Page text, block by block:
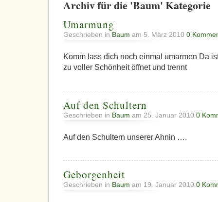
Archiv für die 'Baum' Kategorie
Umarmung
Geschrieben in Baum am 5. März 2010 0
Komm lass dich noch einmal umarmen Da
zu voller Schönheit öffnet und trennt
Auf den Schultern
Geschrieben in Baum am 25. Januar 2010 0
Auf den Schultern unserer Ahnin ….
Geborgenheit
Geschrieben in Baum am 19. Januar 2010 0